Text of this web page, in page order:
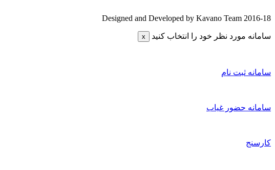
Designed and Developed by Kavano Team 2016-18
سامانه مورد نظر خود را انتخاب کنید x
سامانه ثبت نام
سامانه حضور غیاب
کارسنج